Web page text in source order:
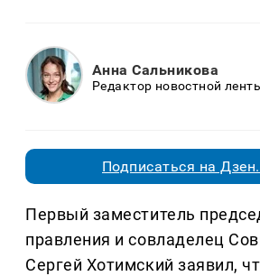
Анна Сальникова
Редактор новостной
Подписаться на
Первый заместитель
правления и совладелец
Сергей Хотимский заявил,